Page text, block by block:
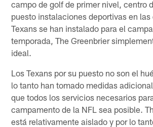
campo de golf de primer nivel, centro
puesto instalaciones deportivas en
Texans se han instalado para el
temporada, The Greenbrier
ideal.
Los Texans por su puesto no son el
lo tanto han tomado medidas
que todos los servicios necesarios
campamento de la NFL sea posible.
está relativamente aislado y por lo